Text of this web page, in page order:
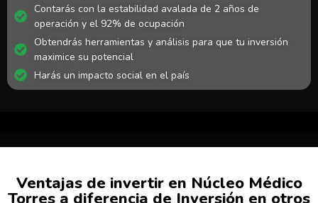
Contarás con la estabilidad avalada de 2 años de
operación y el 92% de ocupación
Obtendrás herramientas y análisis para que tu inversión
maximice su potencial
Harás un impacto social en el país
Ventajas de invertir en Núcleo Médico
Torres a diferencia de Inversión en otros